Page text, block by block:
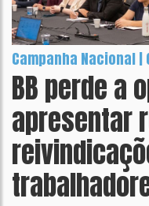
Campanha Nacional
BB perde a
apresentar